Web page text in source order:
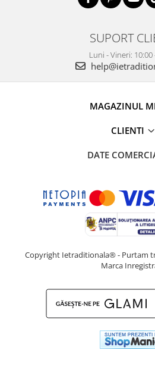
SUPORT
Luni - Vineri: 10:00
MAGAZINUL
CLIENTI
DATE
Copyright Ietraditionala® - Purtam
Marca